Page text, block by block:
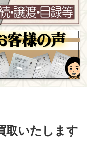
取いたします